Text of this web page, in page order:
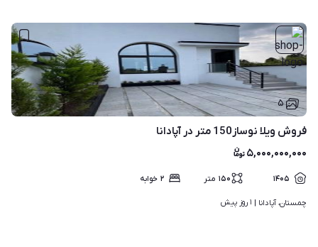
۵
فروش ویلا نوساز150 متر در آپادانا
۵,۰۰۰,۰۰۰,۰۰۰
۱۴۰۵ ۱۵۰ متر ۲ خوابه
چمستان، آپادانا | ۱ روز پیش